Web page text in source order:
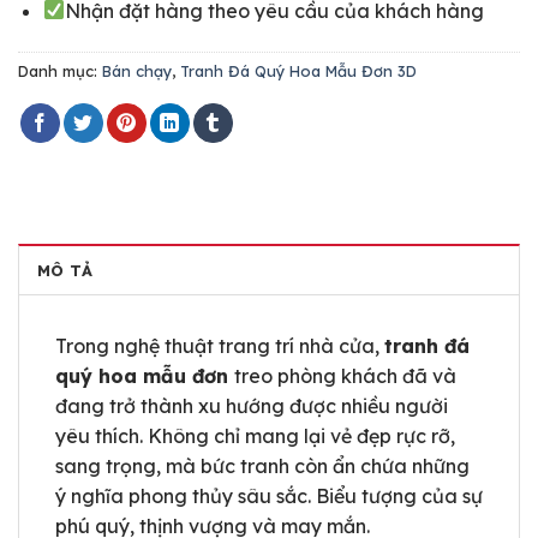
Nhận đặt hàng theo yêu cầu của khách hàng
Danh mục: Bán chạy, Tranh Đá Quý Hoa Mẫu Đơn 3D
MÔ TẢ
Trong nghệ thuật trang trí nhà cửa, tranh đá
quý hoa mẫu đơn treo phòng khách đã và
đang trở thành xu hướng được nhiều người
yêu thích. Không chỉ mang lại vẻ đẹp rực rỡ,
sang trọng, mà bức tranh còn ẩn chứa những
ý nghĩa phong thủy sâu sắc. Biểu tượng của sự
phú quý, thịnh vượng và may mắn.